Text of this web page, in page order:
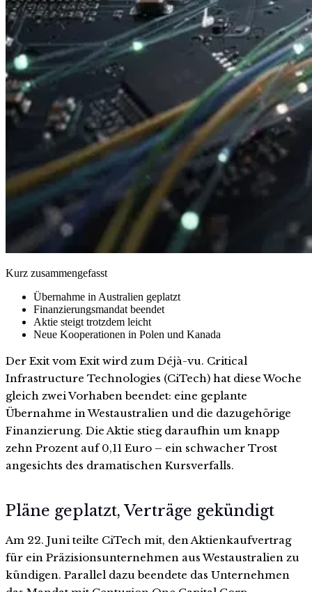
Kurz zusammengefasst
Übernahme in Australien geplatzt
Finanzierungsmandat beendet
Aktie steigt trotzdem leicht
Neue Kooperationen in Polen und Kanada
Der Exit vom Exit wird zum Déjà-vu. Critical
Infrastructure Technologies (CiTech) hat diese Woche
gleich zwei Vorhaben beendet: eine geplante
Übernahme in Westaustralien und die dazugehörige
Finanzierung. Die Aktie stieg daraufhin um knapp
zehn Prozent auf 0,11 Euro – ein schwacher Trost
angesichts des dramatischen Kursverfalls.
Pläne geplatzt, Verträge gekündigt
Am 22. Juni teilte CiTech mit, den Aktienkaufvertrag
für ein Präzisionsunternehmen aus Westaustralien zu
kündigen. Parallel dazu beendete das Unternehmen